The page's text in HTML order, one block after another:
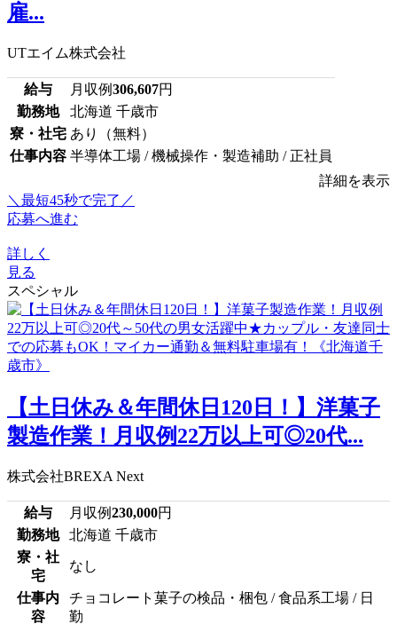
雇...
UTエイム株式会社
給与 月収例306,607円
勤務地
北海道 千歳市
寮・社宅 あり（無料）
仕事内容 半導体工場 / 機械操作・製造補助 / 正社員
詳細を表示
＼最短45秒で完了／
応募へ進む
詳しく
見る
スペシャル
【土日休み＆年間休日120日！】洋菓子
製造作業！月収例22万以上可◎20代...
株式会社BREXA Next
給与 月収例230,000円
勤務地
北海道 千歳市
寮・社
宅
なし
仕事内
容
チョコレート菓子の検品・梱包 / 食品系工場 / 日
勤